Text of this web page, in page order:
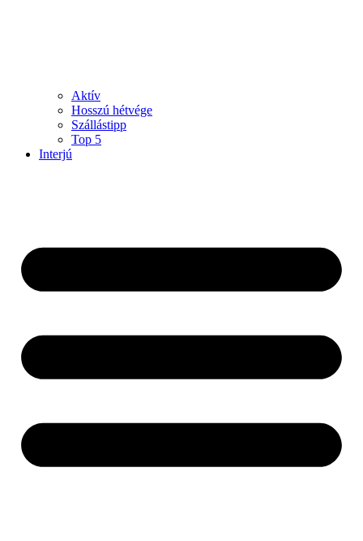
Aktív
Hosszú hétvége
Szállástipp
Top 5
Interjú